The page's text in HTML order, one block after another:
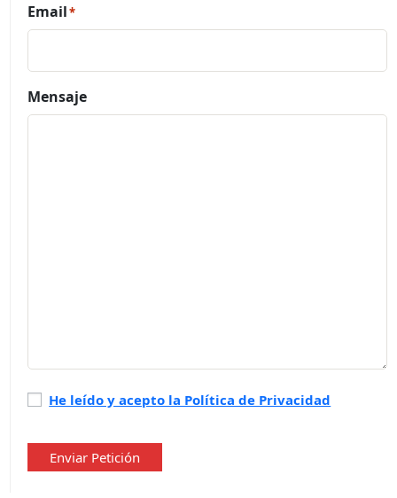
Email*
Mensaje
Política
privacidad*
He leído y acepto la Política de Privacidad
Enviar Petición